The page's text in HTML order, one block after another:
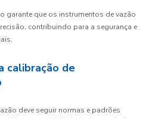
garante que os instrumentos de vazão
contribuindo para a segurança e
calibração de
deve seguir normas e padrões